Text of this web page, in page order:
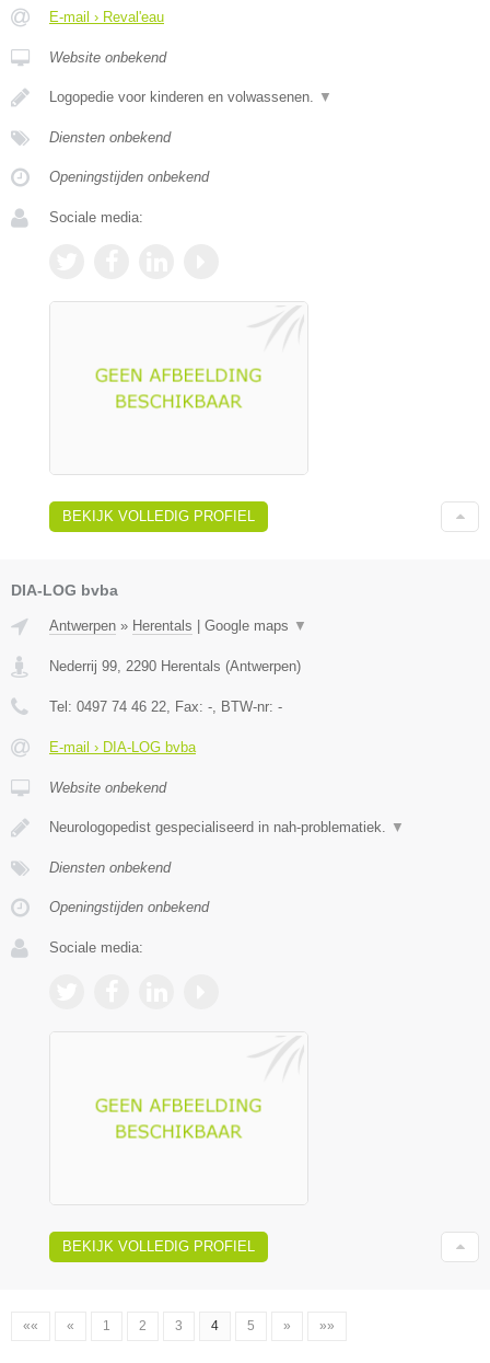
E-mail › Reval'eau
Website onbekend
Logopedie voor kinderen en volwassenen. ▼
Diensten onbekend
Openingstijden onbekend
Sociale media:
BEKIJK VOLLEDIG PROFIEL
DIA-LOG bvba
Antwerpen » Herentals Google maps ▼
Nederrij 99 2290 Herentals (Antwerpen)
Tel: 0497 74 46 22 , Fax: - , BTW-nr: -
E-mail › DIA-LOG bvba
Website onbekend
Neurologopedist gespecialiseerd in nah-problematiek. ▼
Diensten onbekend
Openingstijden onbekend
Sociale media:
BEKIJK VOLLEDIG PROFIEL
«« « 1 2 3 4 5 » »»